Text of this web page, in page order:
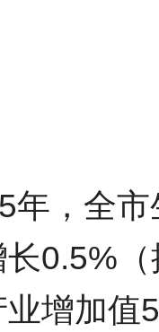
年，全
0.5%
增加值